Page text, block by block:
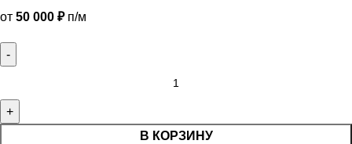
от 50 000 ₽п/м
В КОРЗИНУ